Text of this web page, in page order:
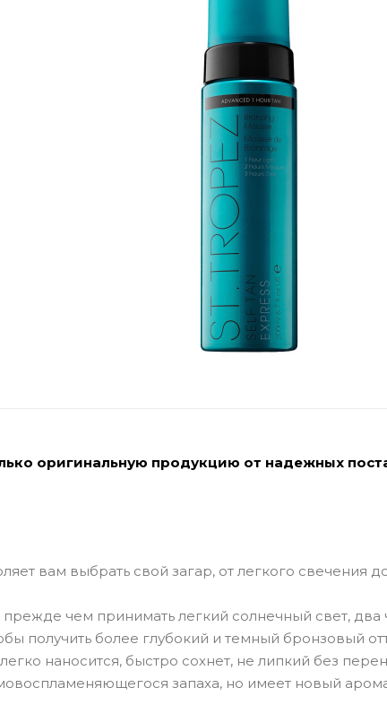
оригинальную продукцию от надежных
вам выбрать свой загар, от легкого свечения
чем принимать легкий солнечный свет, два
получить более глубокий и темный бронзовый
наносится, быстро сохнет, не липкий без
запаха, но имеет новый